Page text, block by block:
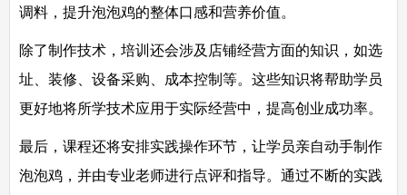
调料，提升泡泡鸡的整体口感和营养价值。
除了制作技术，培训还会涉及店铺经营方面的知识，如选
址、装修、设备采购、成本控制等。这些知识将帮助学员
更好地将所学技术应用于实际经营中，提高创业成功率。
最后，课程还将安排实践操作环节，让学员亲自动手制作
泡泡鸡，并由专业老师进行点评和指导。通过不断的实践